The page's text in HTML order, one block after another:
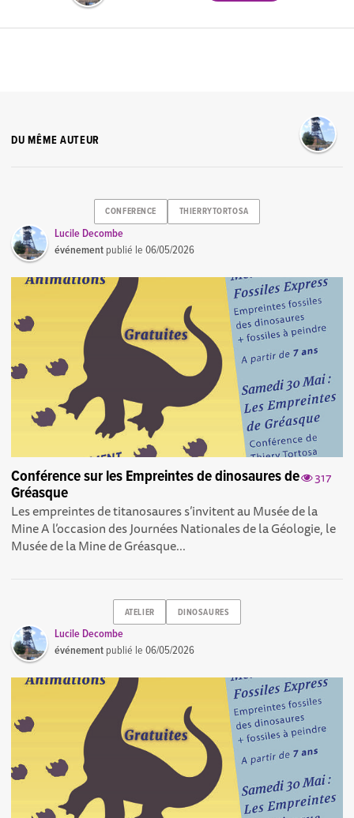
DU MÊME AUTEUR
CONFERENCE THIERRYTORTOSA
Lucile Decombe
événement publié le06/05/2026
317
Conférence sur les Empreintes de dinosaures de
Gréasque
Les empreintes de titanosaures s’invitent au Musée de la
Mine A l’occasion des Journées Nationales de la Géologie, le
Musée de la Mine de Gréasque...
ATELIER DINOSAURES
Lucile Decombe
événement publié le06/05/2026